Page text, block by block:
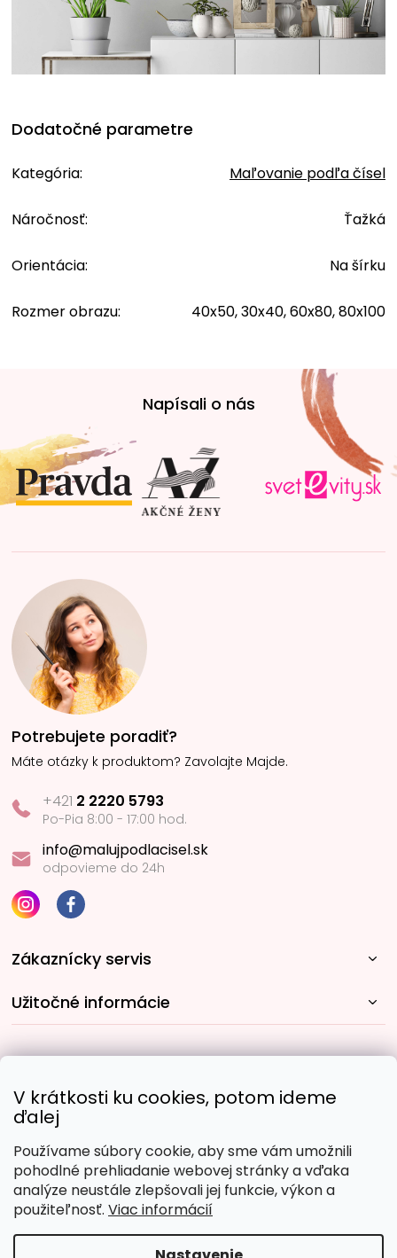
V krátkosti ku cookies, potom ideme
ďalej
Používame súbory cookie, aby sme vám umožnili
pohodlné prehliadanie webovej stránky a vďaka
analýze neustále zlepšovali jej funkcie, výkon a
použiteľnosť. Viac informácií
Dodatočné parametre
Kategória: Maľovanie podľa čísel
Náročnosť: Ťažká
Orientácia: Na šírku
Rozmer obrazu: 40x50, 30x40, 60x80, 80x100
t
i
e
Napísali o nás
Potrebujete poradiť?
Máte otázky k produktom? Zavolajte Majde.
+421 2 2220 5793
Po-Pia 8:00 - 17:00 hod.
info@malujpodlacisel.sk
odpovieme do 24h
Zákaznícky servis
Užitočné informácie
Obľúbené spôsoby platby: